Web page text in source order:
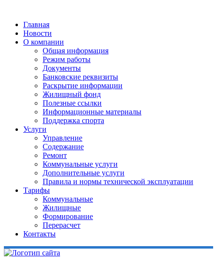
Главная
Новости
О компании
Общая информация
Режим работы
Документы
Банковские реквизиты
Раскрытие информации
Жилищный фонд
Полезные ссылки
Информационные материалы
Поддержка спорта
Услуги
Управление
Содержание
Ремонт
Коммунальные услуги
Дополнительные услуги
Правила и нормы технической эксплуатации
Тарифы
Коммунальные
Жилищные
Формирование
Перерасчет
Контакты